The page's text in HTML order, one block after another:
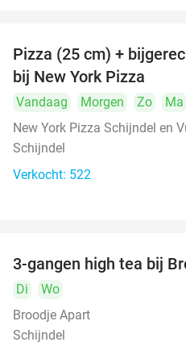
Pizza (25 cm) +
bij New York Pizza
Vandaag Morgen Zo Ma
New York Pizza Schijndel en
Schijndel
Verkocht: 522
3-gangen high tea bij
Di
Wo
Broodje Apart
Schijndel